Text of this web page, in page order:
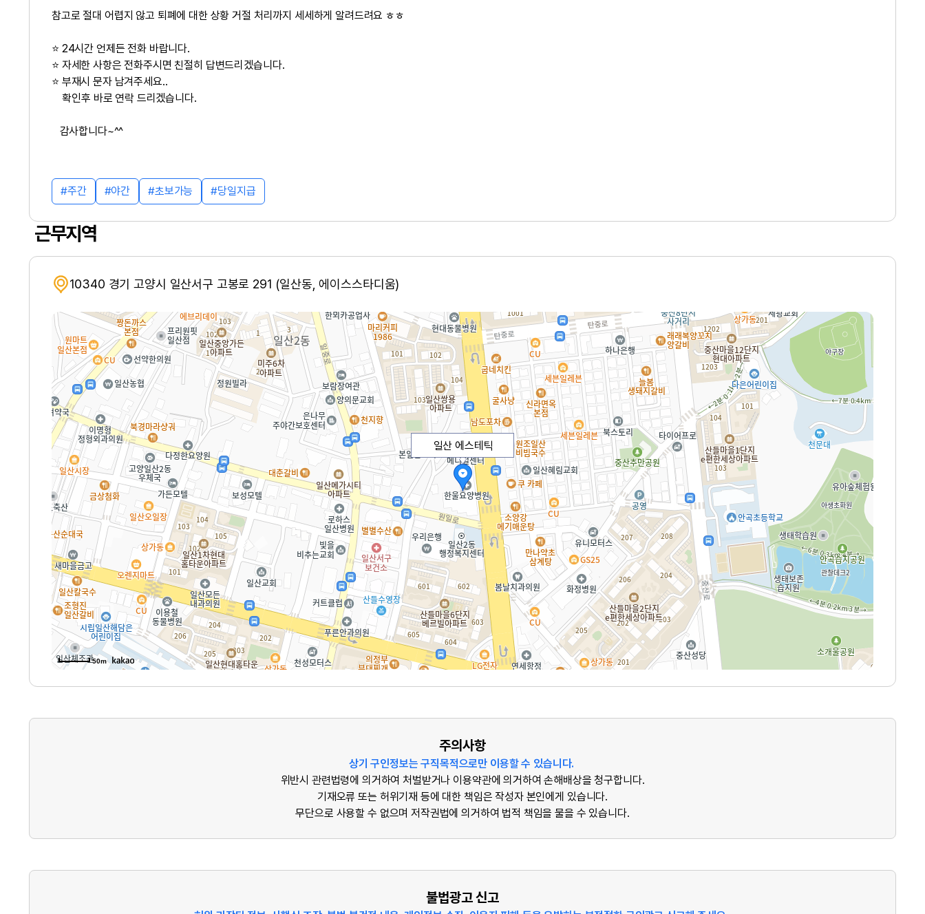
참고로 절대 어렵지 않고 퇴폐에 대한 상황 거절 처리까지 세세하게 알려드려요 ㅎㅎ
⭐ 24시간 언제든 전화 바랍니다.
⭐ 자세한 사항은 전화주시면 친절히 답변드리겠습니다.
⭐ 부재시 문자 남겨주세요..
확인후 바로 연락 드리겠습니다.
감사합니다~^^
주간 야간 초보가능 당일지급
근무지역
10340 경기 고양시 일산서구 고봉로 291 (일산동, 에이스스타디움)
일산 에스테틱
50m
주의사항
상기 구인정보는 구직목적으로만 이용할 수 있습니다.
위반시 관련법령에 의거하여 처벌받거나 이용약관에 의거하여 손해배상을 청구합니다.
기재오류 또는 허위기재 등에 대한 책임은 작성자 본인에게 있습니다.
무단으로 사용할 수 없으며 저작권법에 의거하여 법적 책임을 물을 수 있습니다.
불법광고 신고